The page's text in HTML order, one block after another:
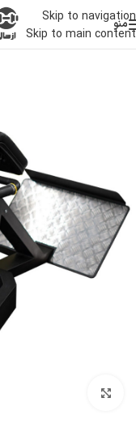
Skip to navigation
Skip to main content
منو
دستگاه بدنسازی